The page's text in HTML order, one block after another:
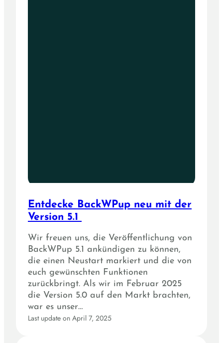
Entdecke BackWPup neu mit der
Version 5.1
Wir freuen uns, die Veröffentlichung von
BackWPup 5.1 ankündigen zu können,
die einen Neustart markiert und die von
euch gewünschten Funktionen
zurückbringt. Als wir im Februar 2025
die Version 5.0 auf den Markt brachten,
war es unser…
Last update on April 7, 2025